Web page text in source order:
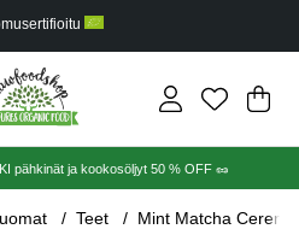
.
pähkinät ja kookosöljyt 50 % OFF 🥜
Teet Mint Matcha